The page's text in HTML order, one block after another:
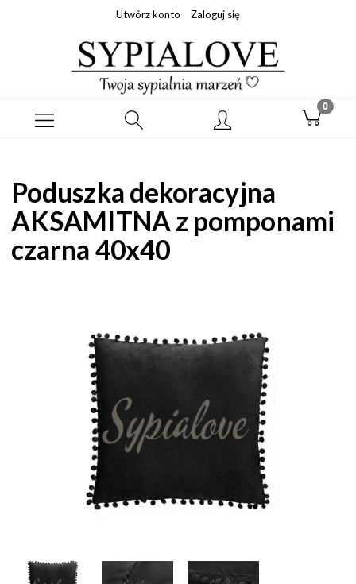
Utwórz konto Zaloguj się
Poduszka dekoracyjna
AKSAMITNA z pomponami
czarna 40x40